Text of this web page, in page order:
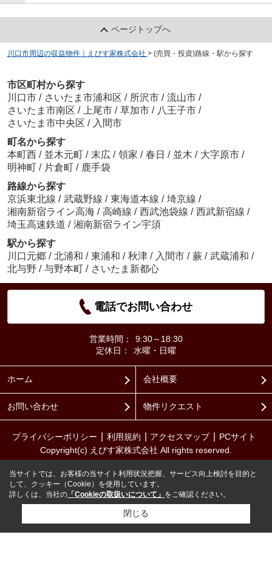
ページトップへ
川口市周辺の収益物件｜えびす家株式会社 > (売買・投資)路線・駅から探す
市区町村から探す
川口市 / さいたま市浦和区 / 所沢市 / 流山市 /
さいたま市南区 / 上尾市 / 草加市 / 八王子市 /
さいたま市中央区 / 入間市
町名から探す
本町西 / 並木元町 / 末広 / 領家 / 春日 / 並木 / 大字原市 /
明神町 / 片倉町 / 鹿手袋
路線から探す
京浜東北線 / 武蔵野線 / 東海道本線 / 埼京線 /
湘南新宿ライン高海 / 高崎線 / 西武池袋線 / 西武新宿線 /
埼玉高速鉄道 / 湘南新宿ライン宇須
駅から探す
川口元郷 / 北浦和 / 東浦和 / 秋津 / 入間市 / 蕨 / 武蔵浦和 /
北与野 / 与野本町 / さいたま新都心
電話でお問い合わせ
営業時間：
9:30～18:30
定休日：
水曜・日曜
ホーム 会社概要
お問い合わせ 物件リクエスト
プライバシーポリシー 利用規約 アクセスマップ
PCサイト
Copyright(c) えびす家株式会社 All rights reserved.
当サイトでは、お客様の当サイト利用状況把握、サービス向上検討を目的と
して、クッキー（Cookie）を使用しています。
詳しくは、当社の 「Cookieの取扱いについて」 をご確認ください。
閉じる